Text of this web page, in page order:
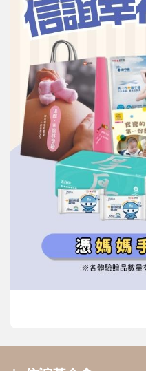
信誼基金會
2022信誼年度報告
2023信誼年度報告
2024信誼年度報告